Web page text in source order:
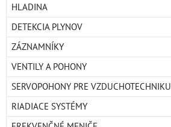
HLADINA
DETEKCIA PLYNOV
ZÁZNAMNÍKY
VENTILY A POHONY
SERVOPOHONY PRE VZDUCHOTECHNIKU
RIADIACE SYSTÉMY